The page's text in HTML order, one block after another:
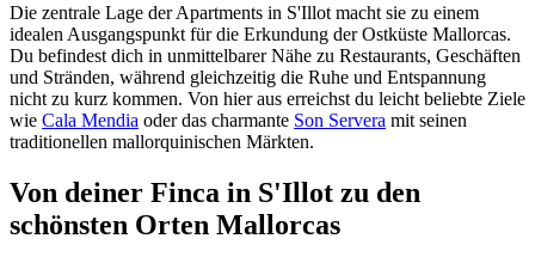
Die zentrale Lage der Apartments in S'Illot macht sie zu einem
idealen Ausgangspunkt für die Erkundung der Ostküste Mallorcas.
Du befindest dich in unmittelbarer Nähe zu Restaurants, Geschäften
und Stränden, während gleichzeitig die Ruhe und Entspannung
nicht zu kurz kommen. Von hier aus erreichst du leicht beliebte Ziele
wie Cala Mendia oder das charmante Son Servera mit seinen
traditionellen mallorquinischen Märkten.
Von deiner Finca in S'Illot zu den
schönsten Orten Mallorcas